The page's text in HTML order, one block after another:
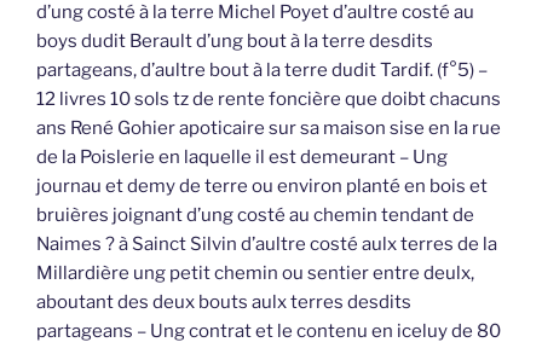
d’ung costé à la terre Michel Poyet d’aultre costé au
boys dudit Berault d’ung bout à la terre desdits
partageans, d’aultre bout à la terre dudit Tardif. (f°5) –
12 livres 10 sols tz de rente foncière que doibt chacuns
ans René Gohier apoticaire sur sa maison sise en la rue
de la Poislerie en laquelle il est demeurant – Ung
journau et demy de terre ou environ planté en bois et
bruières joignant d’ung costé au chemin tendant de
Naimes ? à Sainct Silvin d’aultre costé aulx terres de la
Millardière ung petit chemin ou sentier entre deulx,
aboutant des deux bouts aulx terres desdits
partageans – Ung contrat et le contenu en iceluy de 80